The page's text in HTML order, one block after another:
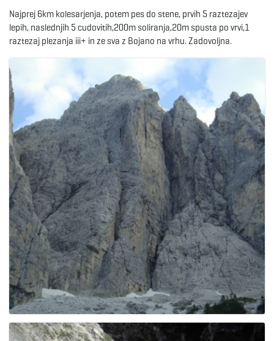
l
e
n
a
v
Najprej 6km kolesarjenja, potem pes do stene, prvih 5 raztezajev
lepih, naslednjih 5 cudovitih,200m soliranja,20m spusta po vrvi,1
raztezaj plezanja iii+ in ze sva z Bojano na vrhu. Zadovoljna.